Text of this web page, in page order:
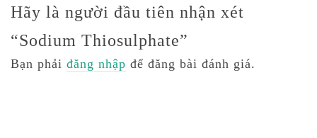
Hãy là người đầu tiên nhận xét
“Sodium Thiosulphate”
Bạn phải đăng nhập để đăng bài đánh giá.